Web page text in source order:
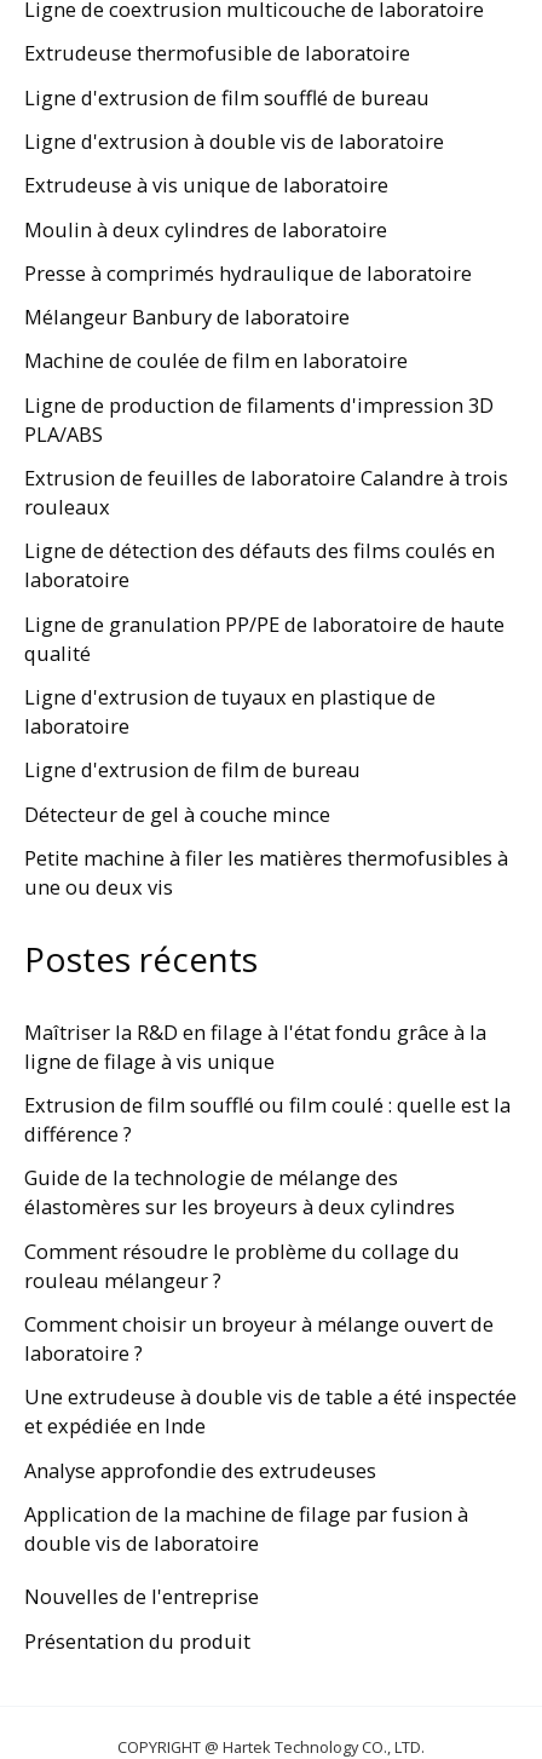
Ligne de coextrusion multicouche de laboratoire
Extrudeuse thermofusible de laboratoire
Ligne d'extrusion de film soufflé de bureau
Ligne d'extrusion à double vis de laboratoire
Extrudeuse à vis unique de laboratoire
Moulin à deux cylindres de laboratoire
Presse à comprimés hydraulique de laboratoire
Mélangeur Banbury de laboratoire
Machine de coulée de film en laboratoire
Ligne de production de filaments d'impression 3D
PLA/ABS
Extrusion de feuilles de laboratoire Calandre à trois
rouleaux
Ligne de détection des défauts des films coulés en
laboratoire
Ligne de granulation PP/PE de laboratoire de haute
qualité
Ligne d'extrusion de tuyaux en plastique de
laboratoire
Ligne d'extrusion de film de bureau
Détecteur de gel à couche mince
Petite machine à filer les matières thermofusibles à
une ou deux vis
Postes récents
Maîtriser la R&D en filage à l'état fondu grâce à la
ligne de filage à vis unique
Extrusion de film soufflé ou film coulé : quelle est la
différence ?
Guide de la technologie de mélange des
élastomères sur les broyeurs à deux cylindres
Comment résoudre le problème du collage du
rouleau mélangeur ?
Comment choisir un broyeur à mélange ouvert de
laboratoire ?
Une extrudeuse à double vis de table a été inspectée
et expédiée en Inde
Analyse approfondie des extrudeuses
Application de la machine de filage par fusion à
double vis de laboratoire
Nouvelles de l'entreprise
Présentation du produit
COPYRIGHT @ Hartek Technology CO., LTD.